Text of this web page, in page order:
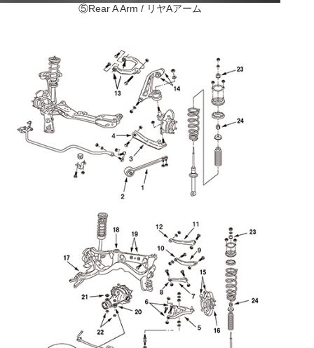
⑤Rear A Arm / リヤAアーム